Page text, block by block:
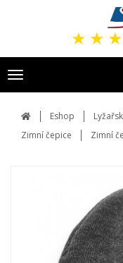
★ ★ ★
Toggle
navigation
Eshop
Zimní čepice
Zimní